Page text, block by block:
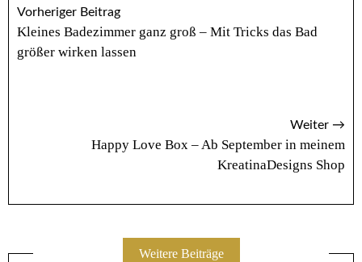
Vorheriger Beitrag
Kleines Badezimmer ganz groß – Mit Tricks das Bad
größer wirken lassen
Weiter →
Happy Love Box – Ab September in meinem
KreatinaDesigns Shop
Weitere Beiträge